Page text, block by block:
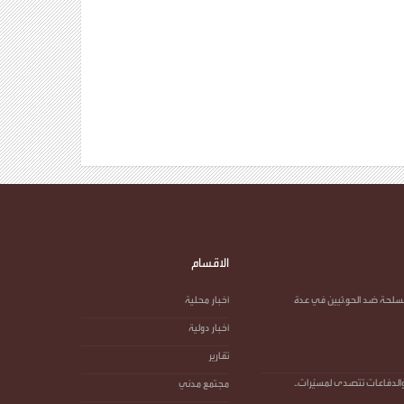
ضد الحو.ثيين في عدة
تتصدى لمسيّرات..
الاقسام
أخبار محلية
أخبار دولية
تقارير
مجتمع مدني